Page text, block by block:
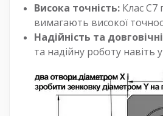
Висока точність: Клас С7
вимагають високої
Надійність та
та надійну роботу навіть